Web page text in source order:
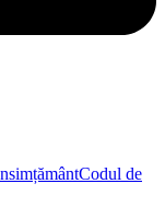
Codul de